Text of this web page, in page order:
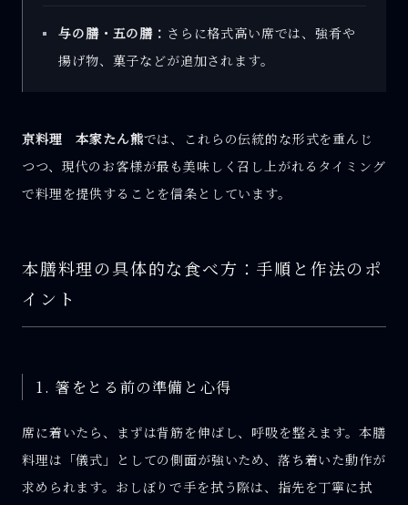
与の膳・五の膳： さらに格式高い席では、強肴や
揚げ物、菓子などが追加されます。
京料理 本家たん熊では、これらの伝統的な形式を重んじ
つつ、現代のお客様が最も美味しく召し上がれるタイミング
で料理を提供することを信条としています。
本膳料理の具体的な食べ方：手順と作法のポ
イント
1. 箸をとる前の準備と心得
席に着いたら、まずは背筋を伸ばし、呼吸を整えます。本膳
料理は「儀式」としての側面が強いため、落ち着いた動作が
求められます。おしぼりで手を拭う際は、指先を丁寧に拭